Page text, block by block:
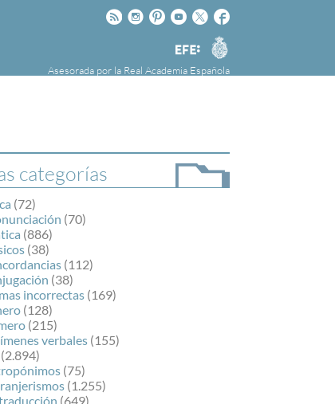
Facebook
Twitter
Youtube
Pinteres
Instagram
Rss
Agencia
EFE
Asesorada por la Real Academia Española
Efe y la Real Academia Española,
objetivo es colaborar con el buen uso del
en los medios de comunicación y en
categorías
(72)
(70)
(886)
(38)
(112)
(38)
incorrectas (169)
(128)
(215)
verbales (155)
(2.894)
(75)
(1.255)
(649)